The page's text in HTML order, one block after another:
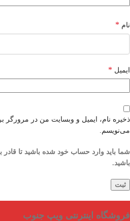
نام *
ایمیل *
ذخیره نام، ایمیل و وبسایت من در مرورگر
می‌نویسم.
شما باید وارد حساب خود شده باشید تا
باشید.
فروشگاه اینترنتی ویپ جنوب